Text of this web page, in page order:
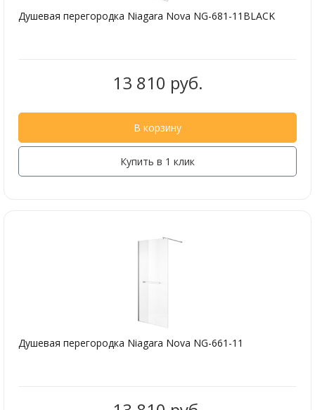
Душевая перегородка Niagara Nova NG-681-11BLACK
13 810 руб.
В корзину
Купить в 1 клик
Душевая перегородка Niagara Nova NG-661-11